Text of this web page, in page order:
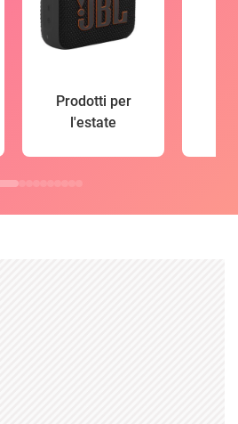
Prodotti per
l'estate